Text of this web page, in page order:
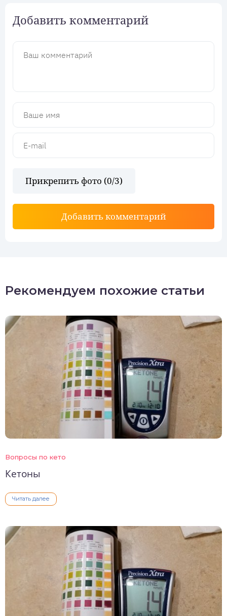
Добавить комментарий
Прикрепить фото (0/3)
Добавить комментарий
Рекомендуем похожие статьи
Вопросы по кето
Кетоны
Читать далее